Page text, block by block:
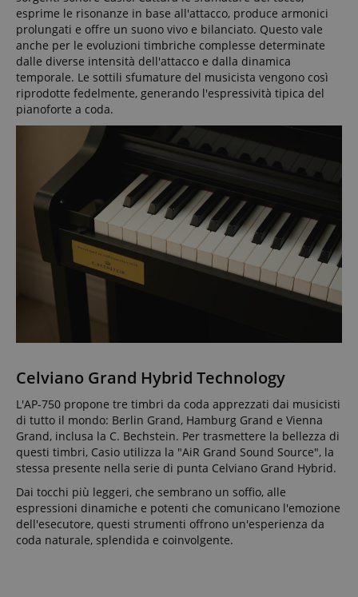
esprime le risonanze in base all'attacco, produce armonici
prolungati e offre un suono vivo e bilanciato. Questo vale
anche per le evoluzioni timbriche complesse determinate
dalle diverse intensità dell'attacco e dalla dinamica
temporale. Le sottili sfumature del musicista vengono così
riprodotte fedelmente, generando l'espressività tipica del
pianoforte a coda.
Celviano Grand Hybrid Technology
L'AP-750 propone tre timbri da coda apprezzati dai musicisti
di tutto il mondo: Berlin Grand, Hamburg Grand e Vienna
Grand, inclusa la C. Bechstein. Per trasmettere la bellezza di
questi timbri, Casio utilizza la "AiR Grand Sound Source", la
stessa presente nella serie di punta Celviano Grand Hybrid.
Dai tocchi più leggeri, che sembrano un soffio, alle
espressioni dinamiche e potenti che comunicano l'emozione
dell'esecutore, questi strumenti offrono un'esperienza da
coda naturale, splendida e coinvolgente.